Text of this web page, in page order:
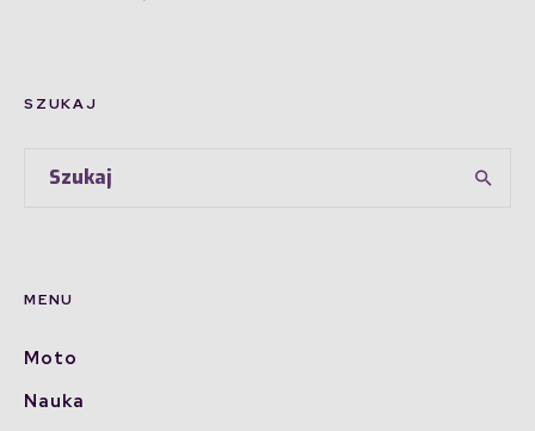
SZUKAJ
MENU
Moto
Nauka